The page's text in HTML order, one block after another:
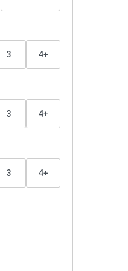
3 4+
3 4+
3 4+